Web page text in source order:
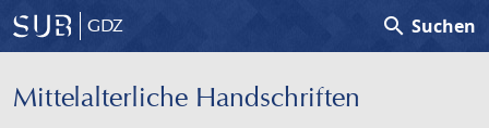
GDZ search Suchen
Mittelalterliche Handschriften